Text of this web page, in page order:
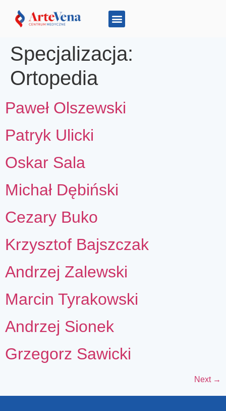
Specjalizacja:
Ortopedia
Paweł Olszewski
Patryk Ulicki
Oskar Sala
Michał Dębiński
Cezary Buko
Krzysztof Bajszczak
Andrzej Zalewski
Marcin Tyrakowski
Andrzej Sionek
Grzegorz Sawicki
Next →